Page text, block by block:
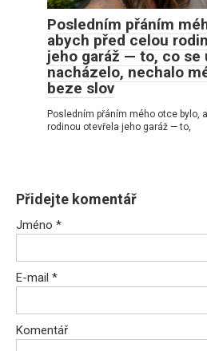
Posledním přáním
abych před celou
jeho garáž — to, co se
nacházelo, nechalo
beze slov
Posledním přáním mého otce bylo,
rodinou otevřela jeho garáž — to,
Přidejte komentář
Jméno *
E-mail *
Komentář